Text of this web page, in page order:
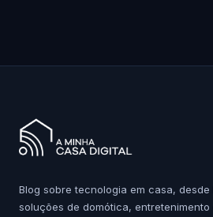
Blog sobre tecnologia em casa, desde
soluções de domótica, entretenimento